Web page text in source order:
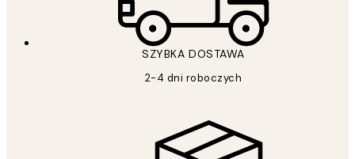
SZYBKA DOSTAWA
2-4 dni roboczych